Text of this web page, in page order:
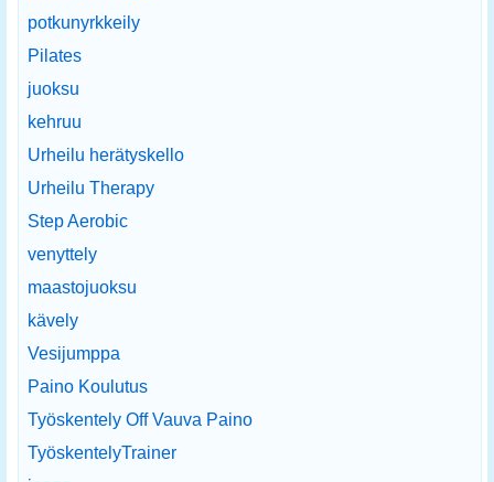
potkunyrkkeily
Pilates
juoksu
kehruu
Urheilu herätyskello
Urheilu Therapy
Step Aerobic
venyttely
maastojuoksu
kävely
Vesijumppa
Paino Koulutus
Työskentely Off Vauva Paino
TyöskentelyTrainer